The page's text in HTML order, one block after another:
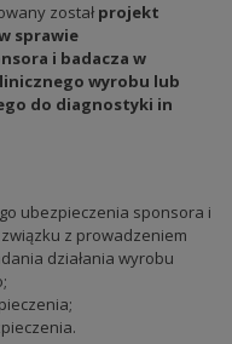
został projekt
sprawie
i badacza w
wyrobu lub
do diagnostyki in
ubezpieczenia sponsora i
z prowadzeniem
działania wyrobu